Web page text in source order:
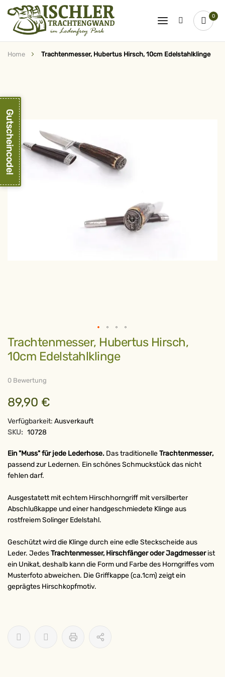
0
Home Trachtenmesser, Hubertus Hirsch, 10cm Edelstahlklinge
springen
Zum
Anfang
der
Bildergalerie
Trachtenmesser, Hubertus Hirsch,
10cm Edelstahlklinge
0 Bewertung
89,90 €
Verfügbarkeit: Ausverkauft
SKU: 10728
Ein "Muss" für jede Lederhose. Das traditionelleTrachtenmesser,
passend zur Ledernen. Ein schönes Schmuckstück das nicht
fehlen darf.
Ausgestatett mit echtem Hirschhorngriff mit versilberter
Abschlußkappe und einer handgeschmiedete Klinge aus
rostfreiem Solinger Edelstahl.
Geschützt wird die Klinge durch eine edle Steckscheide aus
Leder. JedesTrachtenmesser, Hirschfänger oder Jagdmesserist
ein Unikat, deshalb kann die Form und Farbe des Horngriffes vom
Musterfoto abweichen. Die Griffkappe (ca.1cm) zeigt ein
geprägtes Hirschkopfmotiv.
Gutscheincode!